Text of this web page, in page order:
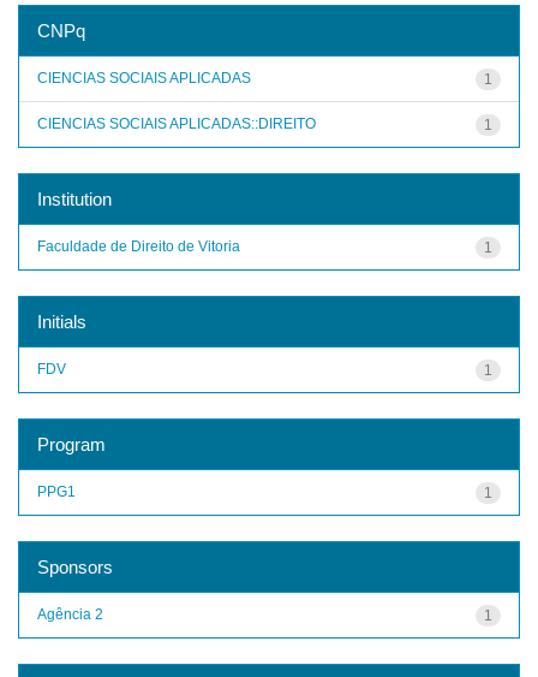
CNPq
1
CIENCIAS SOCIAIS APLICADAS
1
CIENCIAS SOCIAIS APLICADAS::DIREITO
Institution
1
Faculdade de Direito de Vitoria
Initials
1
FDV
Program
1
PPG1
Sponsors
1
Agência 2